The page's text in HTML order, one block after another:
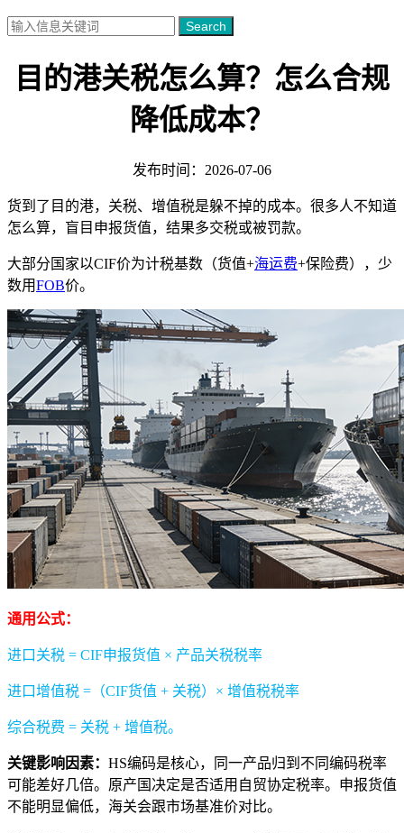
Search
目的港关税怎么算？怎么合规
降低成本？
发布时间：2026-07-06
货到了目的港，关税、增值税是躲不掉的成本。很多人不知道
怎么算，盲目申报货值，结果多交税或被罚款。
大部分国家以CIF价为计税基数（货值+海运费+保险费），少
数用FOB价。
通用公式：
进口关税 = CIF申报货值 × 产品关税税率
进口增值税 =（CIF货值 + 关税）× 增值税税率
综合税费 = 关税 + 增值税。
关键影响因素： HS编码是核心，同一产品归到不同编码税率
可能差好几倍。原产国决定是否适用自贸协定税率。申报货值
不能明显偏低，海关会跟市场基准价对比。